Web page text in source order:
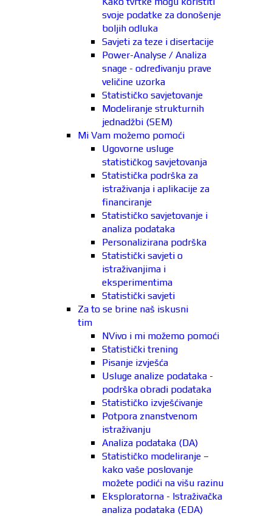
svoje podatke za donošenje
boljih odluka
Savjeti za teze i disertacije
Power-Analyse / Analiza
snage - određivanju prave
veličine uzorka
Statističko savjetovanje
Modeliranje strukturnih
jednadžbi (SEM)
Mi Vam možemo pomoći
Ugovorne usluge
statističkog savjetovanja
Statistička podrška za
istraživanja i aplikacije za
financiranje
Statističko savjetovanje i
analiza podataka
Personalizirana podrška
Statistički savjeti o
istraživanjima i
eksperimentima
Statistički savjeti
Za to se brine naš iskusni
tim
NVivo i mi možemo pomoći
Statistički trening
Pisanje izvješća
Usluge analize podataka -
podrška obradi podataka
Statističko izvješćivanje
Potpora znanstvenom
istraživanju
Analiza podataka (DA)
Statističko modeliranje –
kako vaše poslovanje
možete podići na višu razinu
Eksploratorna - Istraživačka
analiza podataka (EDA)